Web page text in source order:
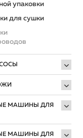
упаковки
для сушки
МАШИНЫ ДЛЯ
МАШИНЫ ДЛЯ